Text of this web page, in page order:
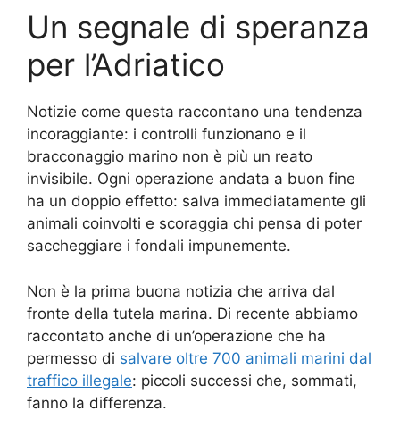
Un segnale di speranza
per l’Adriatico
Notizie come questa raccontano una tendenza
incoraggiante: i controlli funzionano e il
bracconaggio marino non è più un reato
invisibile. Ogni operazione andata a buon fine
ha un doppio effetto: salva immediatamente gli
animali coinvolti e scoraggia chi pensa di poter
saccheggiare i fondali impunemente.
Non è la prima buona notizia che arriva dal
fronte della tutela marina. Di recente abbiamo
raccontato anche di un’operazione che ha
permesso di salvare oltre 700 animali marini dal
traffico illegale: piccoli successi che, sommati,
fanno la differenza.